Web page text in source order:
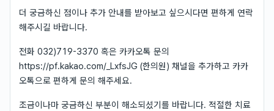
더 궁금하신 점이나 추가 안내를 받아보고 싶으시다면 편하게 연락
해주시길 바랍니다.
전화 032)719-3370 혹은 카카오톡 문의
https://pf.kakao.com/_LxfsJG (한의원) 채널을 추가하고 카카
오톡으로 편하게 문의 해주세요.
조금이나마 궁금하신 부분이 해소되셨기를 바랍니다. 적절한 치료